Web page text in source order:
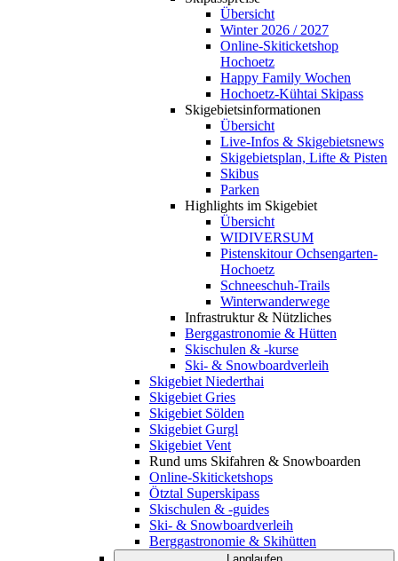
Übersicht
Winter 2026 / 2027
Online-Skiticketshop
Hochoetz
Happy Family Wochen
Hochoetz-Kühtai Skipass
Skigebietsinformationen
Übersicht
Live-Infos & Skigebietsnews
Skigebietsplan, Lifte & Pisten
Skibus
Parken
Highlights im Skigebiet
Übersicht
WIDIVERSUM
Pistenskitour Ochsengarten-
Hochoetz
Schneeschuh-Trails
Winterwanderwege
Infrastruktur & Nützliches
Berggastronomie & Hütten
Skischulen & -kurse
Ski- & Snowboardverleih
Skigebiet Niederthai
Skigebiet Gries
Skigebiet Sölden
Skigebiet Gurgl
Skigebiet Vent
Rund ums Skifahren & Snowboarden
Online-Skiticketshops
Ötztal Superskipass
Skischulen & -guides
Ski- & Snowboardverleih
Berggastronomie & Skihütten